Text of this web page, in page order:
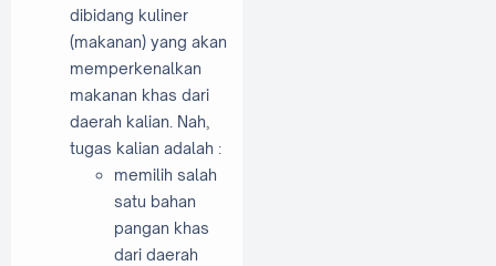
dibidang kuliner
(makanan) yang akan
memperkenalkan
makanan khas dari
daerah kalian. Nah,
tugas kalian adalah :
memilih salah
satu bahan
pangan khas
dari daerah